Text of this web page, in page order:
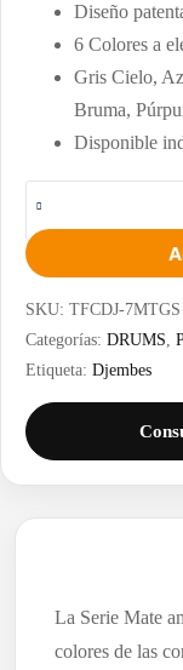
Diseño
6 Colores a
Gris Cielo,
Bruma,
Disponible
Freestyle
Colorsound
7"
Djembes
Matte
Series
cantidad
SKU: TFCDJ-7MTGS
Categorías: DRUMS,
Etiqueta: Djembes
La Serie Mate
colores de las